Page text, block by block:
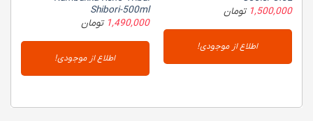
1,500,000 تومان
اطلاع از موجودی!
Shibori-500ml
1,490,000 تومان
اطلاع از موجودی!